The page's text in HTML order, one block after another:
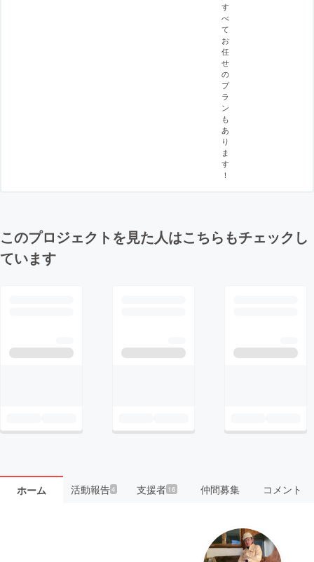
す
べ
て
お
任
せ
の
プ
ラ
ン
も
あ
り
ま
す
！
このプロジェクトを見た人はこちらもチェックし
ています
ホーム 活動報告4 支援者 16 仲間募集 コメント